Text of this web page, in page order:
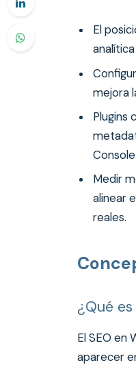
El
mejora
Plugins
Console.
Medir
alinear
reales.
¿Qué
El SEO en
aparecer